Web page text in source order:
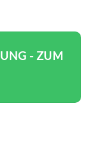
- ZUM